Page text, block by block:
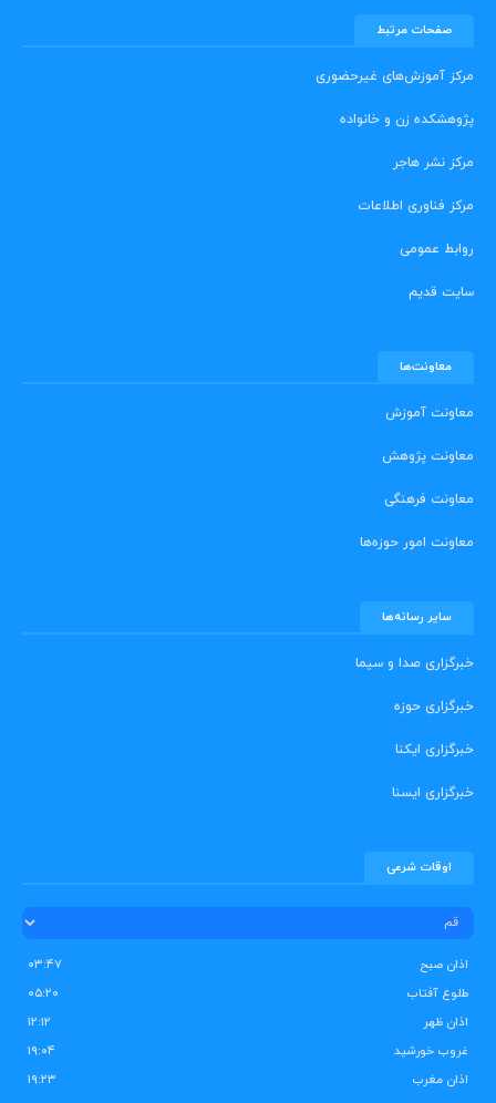
صفحات مرتبط
مرکز آموزش‌های غیرحضوری
پژوهشکده زن و خانواده
مرکز نشر هاجر
مرکز فناوری اطلاعات
روابط عمومی
سایت قدیم
معاونت‌ها
معاونت آموزش
معاونت پژوهش
معاونت فرهنگی
معاونت امور حوزه‌ها
سایر رسانه‌ها
خبرگزاری صدا و سیما
خبرگزاری حوزه
خبرگزاری ایکنا
خبرگزاری ایسنا
اوقات شرعی
اذان صبح
۰۳:۴۷
طلوع آفتاب
۰۵:۲۰
اذان ظهر
۱۲:۱۲
غروب خورشید
۱۹:۰۴
اذان مغرب
۱۹:۲۳